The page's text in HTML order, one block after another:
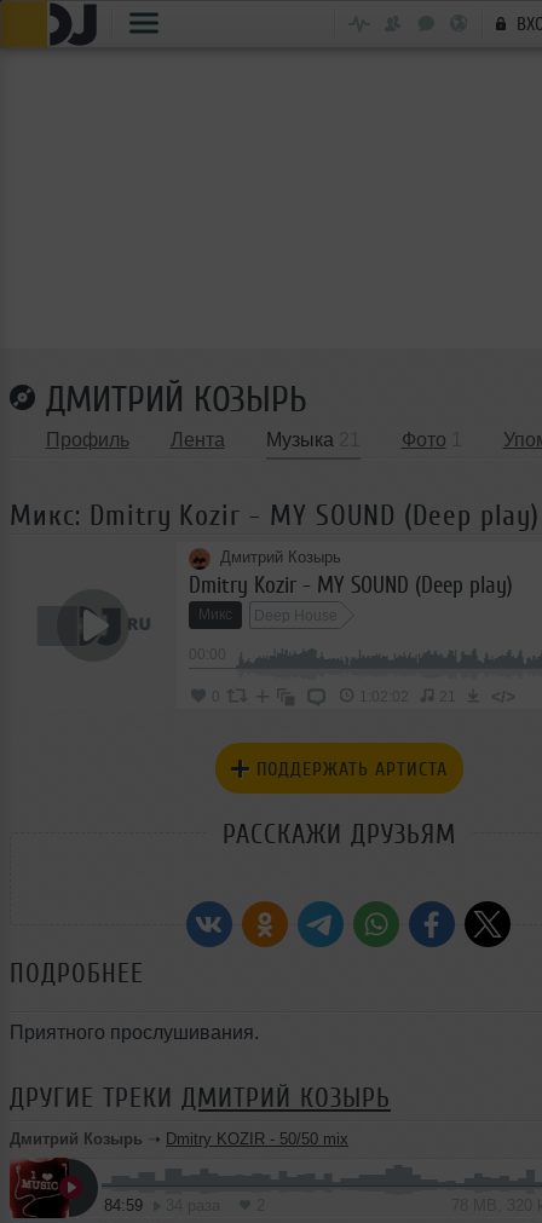
ДМИТРИЙ КОЗЫРЬ
Профиль Лента Музыка Фото
Микс: Dmitry Kozir - MY SOUND (Deep play)
Дмитрий Козырь
Dmitry Kozir - MY SOUND (Deep play)
Микс Deep House
1:02:02 21 </>
ПОДДЕРЖАТЬ АРТИСТА
РАССКАЖИ ДРУЗЬЯМ
ПОДРОБНЕЕ
Приятного прослушивания.
ДРУГИЕ ТРЕКИ ДМИТРИЙ КОЗЫРЬ
Дмитрий Козырь ➝ Dmitry KOZIR - 50/50 mix
84:59